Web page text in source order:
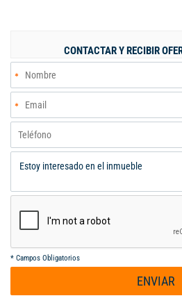
CONTACTAR Y RECIBIR
* Campos Obligatorios
ENVIAR